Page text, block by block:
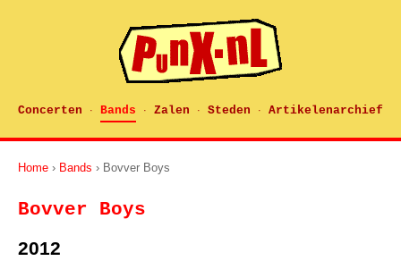
Concerten · Bands · Zalen · Steden · Artikelenarchief
Home › Bands › Bovver Boys
Bovver Boys
2012